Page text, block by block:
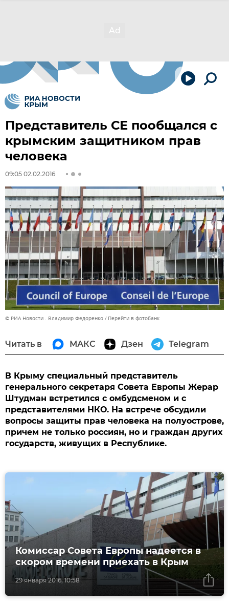
Представитель СЕ пообщался с
крымским защитником прав
человека
09:05 02.02.2016
© РИА Новости . Владимир Федоренко Перейти в фотобанк
Читать в МАКС Дзен Telegram
В Крыму специальный представитель
генерального секретаря Совета Европы Жерар
Штудман встретился с омбудсменом и с
представителями НКО. На встрече обсудили
вопросы защиты прав человека на полуострове,
причем не только россиян, но и граждан других
государств, живущих в Республике.
29 января 2016, 10:58
Комиссар Совета Европы надеется в
скором времени приехать в Крым